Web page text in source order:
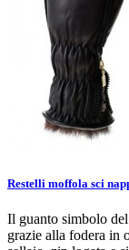
Restelli moffola sci
Il guanto simbolo
grazie alla fodera in